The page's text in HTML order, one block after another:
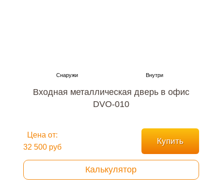
Входная металлическая дверь в офис
DVO-010
Цена от:
32 500 руб
Купить
Калькулятор